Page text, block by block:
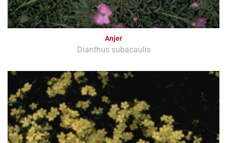
Anjer
Dianthus subacaulis